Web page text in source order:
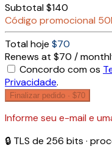
Subtotal$140
Código promocional
Total hoje $70
Renews at $70 /
Concordo com os
Privacidade.
Finalizar pedido · $70
Informe seu e-mail e
🔒 TLS de 256 bits ·